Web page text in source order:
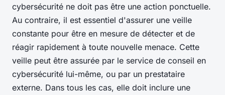
cybersécurité ne doit pas être une action ponctuelle.
Au contraire, il est essentiel d'assurer une veille
constante pour être en mesure de détecter et de
réagir rapidement à toute nouvelle menace. Cette
veille peut être assurée par le service de conseil en
cybersécurité lui-même, ou par un prestataire
externe. Dans tous les cas, elle doit inclure une